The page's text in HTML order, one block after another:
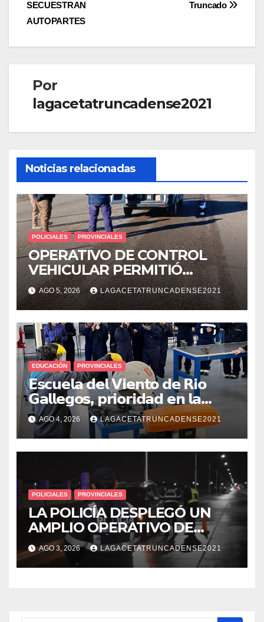
Truncado
SECUESTRAN
AUTOPARTES
Por
lagacetatruncadense2021
Noticias relacionadas
POLICIALES PROVINCIALES
OPERATIVO DE CONTROL
VEHICULAR PERMITIÓ
LOCALIZAR A UN HOMBRE
CON PEDIDO DE PARADERO
AGO 5, 2026 LAGACETATRUNCADENSE2021
EDUCACIÓN PROVINCIALES
𝗘𝘀𝗰𝘂𝗲𝗹𝗮 𝗱𝗲𝗹 𝗩𝗶𝗲𝗻𝘁𝗼 𝗱𝗲 𝗥𝗶𝗼
𝗚𝗮𝗹𝗹𝗲𝗴𝗼𝘀, 𝗽𝗿𝗶𝗼𝗿𝗶𝗱𝗮𝗱 𝗲𝗻 𝗹𝗮
𝘀𝗲𝗴𝘂𝗿𝗶𝗱𝗮𝗱: 𝗖𝗹𝗮𝘃𝗲 𝗲𝗻 𝗲𝗹 𝗶𝗻𝗶𝗰𝗶𝗼
𝗱𝗲 𝗹𝗼𝘀 𝘁𝗮𝗹𝗹𝗲𝗿𝗲𝘀 𝗶𝗻𝗱𝘂𝘀𝘁𝗿𝗶𝗮𝗹𝗲𝘀
AGO 4, 2026 LAGACETATRUNCADENSE2021
POLICIALES PROVINCIALES
LA POLICÍA DESPLEGÓ UN
AMPLIO OPERATIVO DE
PREVENCIÓN Y CONTROLES
EN TODA LA CIUDAD
AGO 3, 2026 LAGACETATRUNCADENSE2021